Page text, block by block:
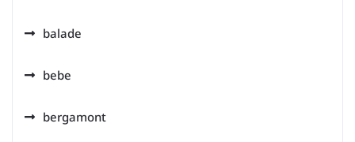
balade
bebe
bergamont